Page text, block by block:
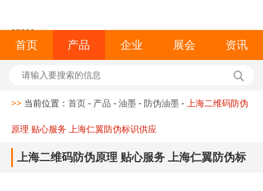
space
首页 产品 企业 展会 资讯
>> 当前位置：首页 - 产品 -油墨 - 防伪油墨 - 上海二维码防伪
原理 贴心服务 上海仁翼防伪标识供应
上海二维码防伪原理 贴心服务 上海仁翼防伪标